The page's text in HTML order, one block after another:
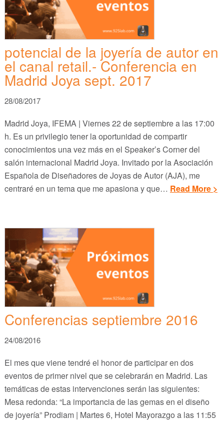
potencial de la joyería de autor en
el canal retail.- Conferencia en
Madrid Joya sept. 2017
28/08/2017
Madrid Joya, IFEMA | Viernes 22 de septiembre a las 17:00
h. Es un privilegio tener la oportunidad de compartir
conocimientos una vez más en el Speaker’s Corner del
salón internacional Madrid Joya. Invitado por la Asociación
Española de Diseñadores de Joyas de Autor (AJA), me
centraré en un tema que me apasiona y que… Read More >
Conferencias septiembre 2016
24/08/2016
El mes que viene tendré el honor de participar en dos
eventos de primer nivel que se celebrarán en Madrid. Las
temáticas de estas intervenciones serán las siguientes:
Mesa redonda: “La importancia de las gemas en el diseño
de joyería” Prodiam | Martes 6, Hotel Mayorazgo a las 11:55